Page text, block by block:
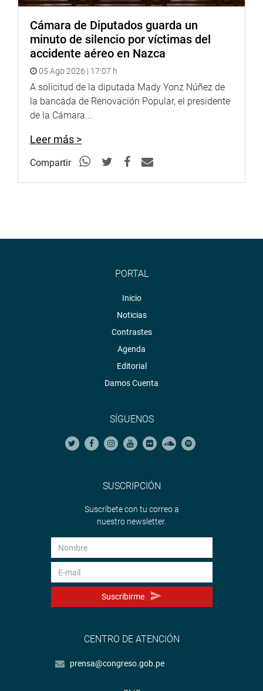
Cámara de Diputados guarda un
minuto de silencio por víctimas del
accidente aéreo en Nazca
05 Ago 2026 | 17:07 h
A solicitud de la diputada Mady Yonz Núñez de
la bancada de Renovación Popular, el presidente
de la Cámara...
Leer más >
Compartir
PORTAL
Inicio
Noticias
Contrastes
Agenda
Editorial
Damos Cuenta
SÍGUENOS
SUSCRIPCIÓN
Suscríbete con tu correo a
nuestro newsletter.
Suscribirme
CENTRO DE ATENCIÓN
prensa@congreso.gob.pe